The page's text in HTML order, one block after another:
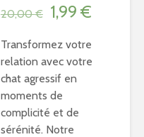
20,00€ Le
initial
était :
20,00 €.
1,99 €Le
actuel
Transformez votre
relation avec votre
chat agressif en
moments de
complicité et de
sérénité. Notre